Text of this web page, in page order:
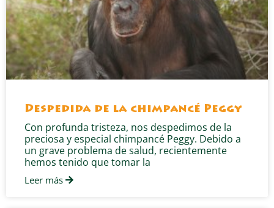
Despedida de la chimpancé Peggy
Con profunda tristeza, nos despedimos de la
preciosa y especial chimpancé Peggy. Debido a
un grave problema de salud, recientemente
hemos tenido que tomar la
Leer más